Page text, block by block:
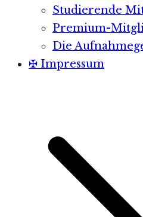
Studierende
Premium-
Die
✠ Impressum